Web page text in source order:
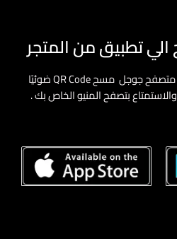
الآن يمكن لزوارك باستخدام متصفح جوجل مسح QR Code ضوئيًا
بتصفح المنيو الخاص بك .